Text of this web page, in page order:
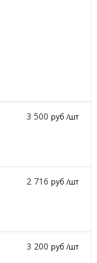
3 500руб /шт
2 716руб /шт
3 200руб /шт